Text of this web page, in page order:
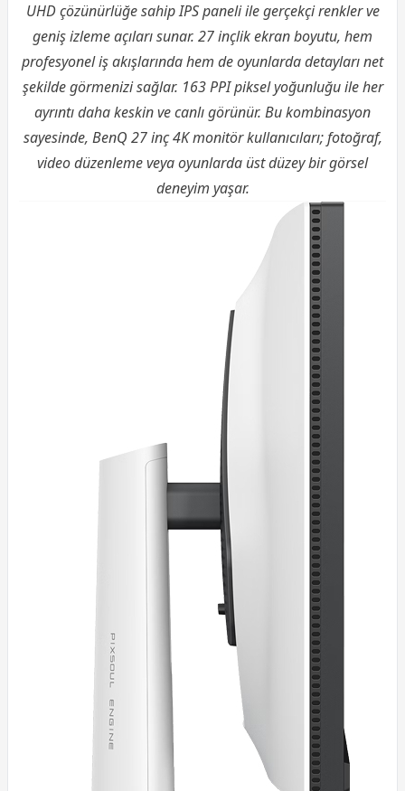
UHD çözünürlüğe sahip IPS paneli ile gerçekçi renkler ve
geniş izleme açıları sunar. 27 inçlik ekran boyutu, hem
profesyonel iş akışlarında hem de oyunlarda detayları net
şekilde görmenizi sağlar. 163 PPI piksel yoğunluğu ile her
ayrıntı daha keskin ve canlı görünür. Bu kombinasyon
sayesinde, BenQ 27 inç 4K monitör kullanıcıları; fotoğraf,
video düzenleme veya oyunlarda üst düzey bir görsel
deneyim yaşar.